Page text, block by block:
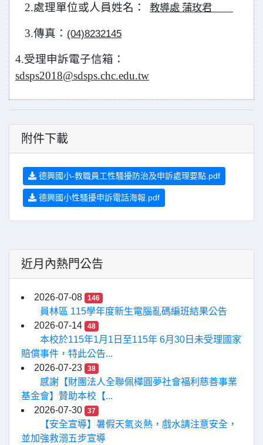
2.處理單位或人員姓名： 教導處 蒲玫君
3.傳真： (04)8232145
4.受理申訴電子信箱：
sdsps2018@sdsps.chc.edu.tw
附件下載
德興國小-教職員工性騷擾防治及申訴處理要點.pdf
德興國小性騷擾申訴電話海報.pdf
近月內熱門公告
2026-07-08 146
員林區 115學年度新生電腦亂碼編班結果公告
2026-07-14
48
本校於115年1月1日至115年 6月30日未受理國家
賠償事件，特此公告...
2026-07-23
38
感謝【財團法人全聯佩樺圓夢社會福利慈善事業
基金會】贊助本校【...
2026-07-30
37
【安全宣導】暑假天氣炎熱，戲水請注意安全，
並加強救溺五步宣導